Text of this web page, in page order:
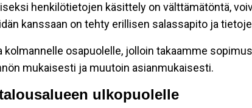
henkilötietojen käsittely on välttämätöntä,
kanssaan on tehty erillisen salassapito ja
osapuolelle, jolloin takaamme
mukaisesti ja muutoin asianmukaisesti.
ulkopuolelle